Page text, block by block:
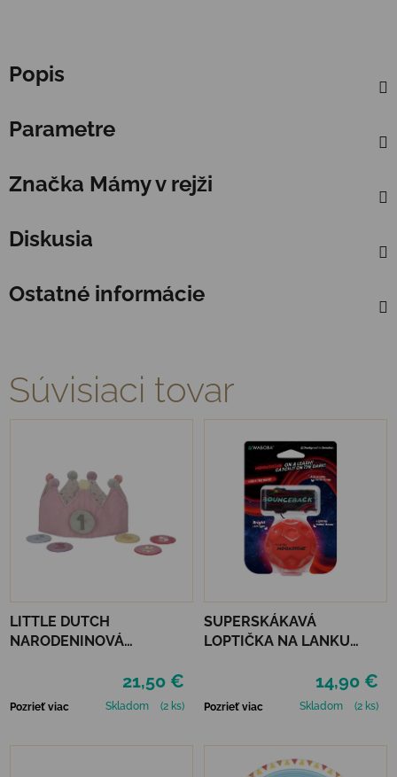
Popis
Parametre
Značka Mámy v rejži
Diskusia
Ostatné informácie
Súvisiaci tovar
LITTLE DUTCH
NARODENINOVÁ
21,50 €
Pozrieť viac Skladom (2 ks)
SUPERSKÁKAVÁ
LOPTIČKA NA LANKU
MOONSHINE - RED
14,90 €
Pozrieť viac Skladom (2 ks)